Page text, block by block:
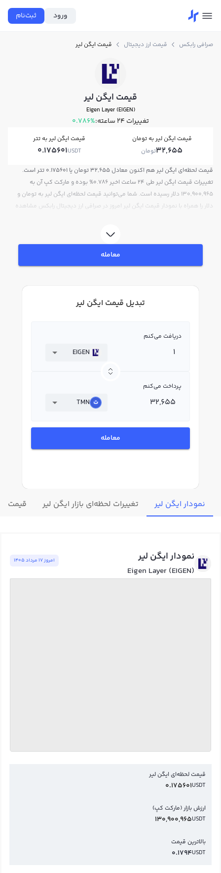
ورود ثبت‌نام
صرافی رابکس قیمت ارز دیجیتال قیمت ایگن لیر
قیمت ایگن لیر
Eigen Layer (EIGEN)
تغییرات ۲۴ ساعته: 0.786%
قیمت ایگن لیر به تومان
32,655تومان
قیمت ایگن لیر به تتر
0.175601USDT
قیمت لحظه‌ای ایگن لیر هم اکنون معادل 32,655 تومان یا 0.175601 تتر است.
تغییرات قیمت ایگن لیر طی 24 ساعت اخیر 0.786% بوده و مارکت کپ آن به
130,900,965 دلار رسیده است. شما می‌توانید قیمت لحظه‌ای ایگن لیر به تومان و
دلار را همراه با نمودار قیمت ایگن لیر امروز در صرافی ارز دیجیتال رابکس مشاهده
معامله
تبدیل قیمت ایگن لیر
دریافت می‌کنم
EIGEN
پرداخت می‌کنم
TMN
معامله
نمودار ایگن لیر تغییرات لحظه‌ای بازار ایگن لیر قیمت
نمودار ایگن لیر
Eigen Layer (EIGEN)
امروز ١٧ مرداد ١٤٠٥
قیمت لحظه‌ای ایگن لیر
USDT
0.175601
ارزش بازار (مارکت کپ)
USDT
130,900,965
بالاترین قیمت
USDT
0.1794